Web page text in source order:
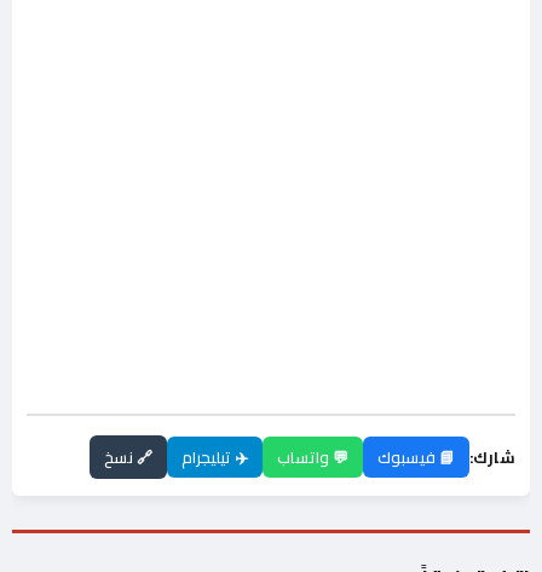
شارك: 📘 فيسبوك 💬 واتساب ✈️ تيليجرام 🔗 نسخ